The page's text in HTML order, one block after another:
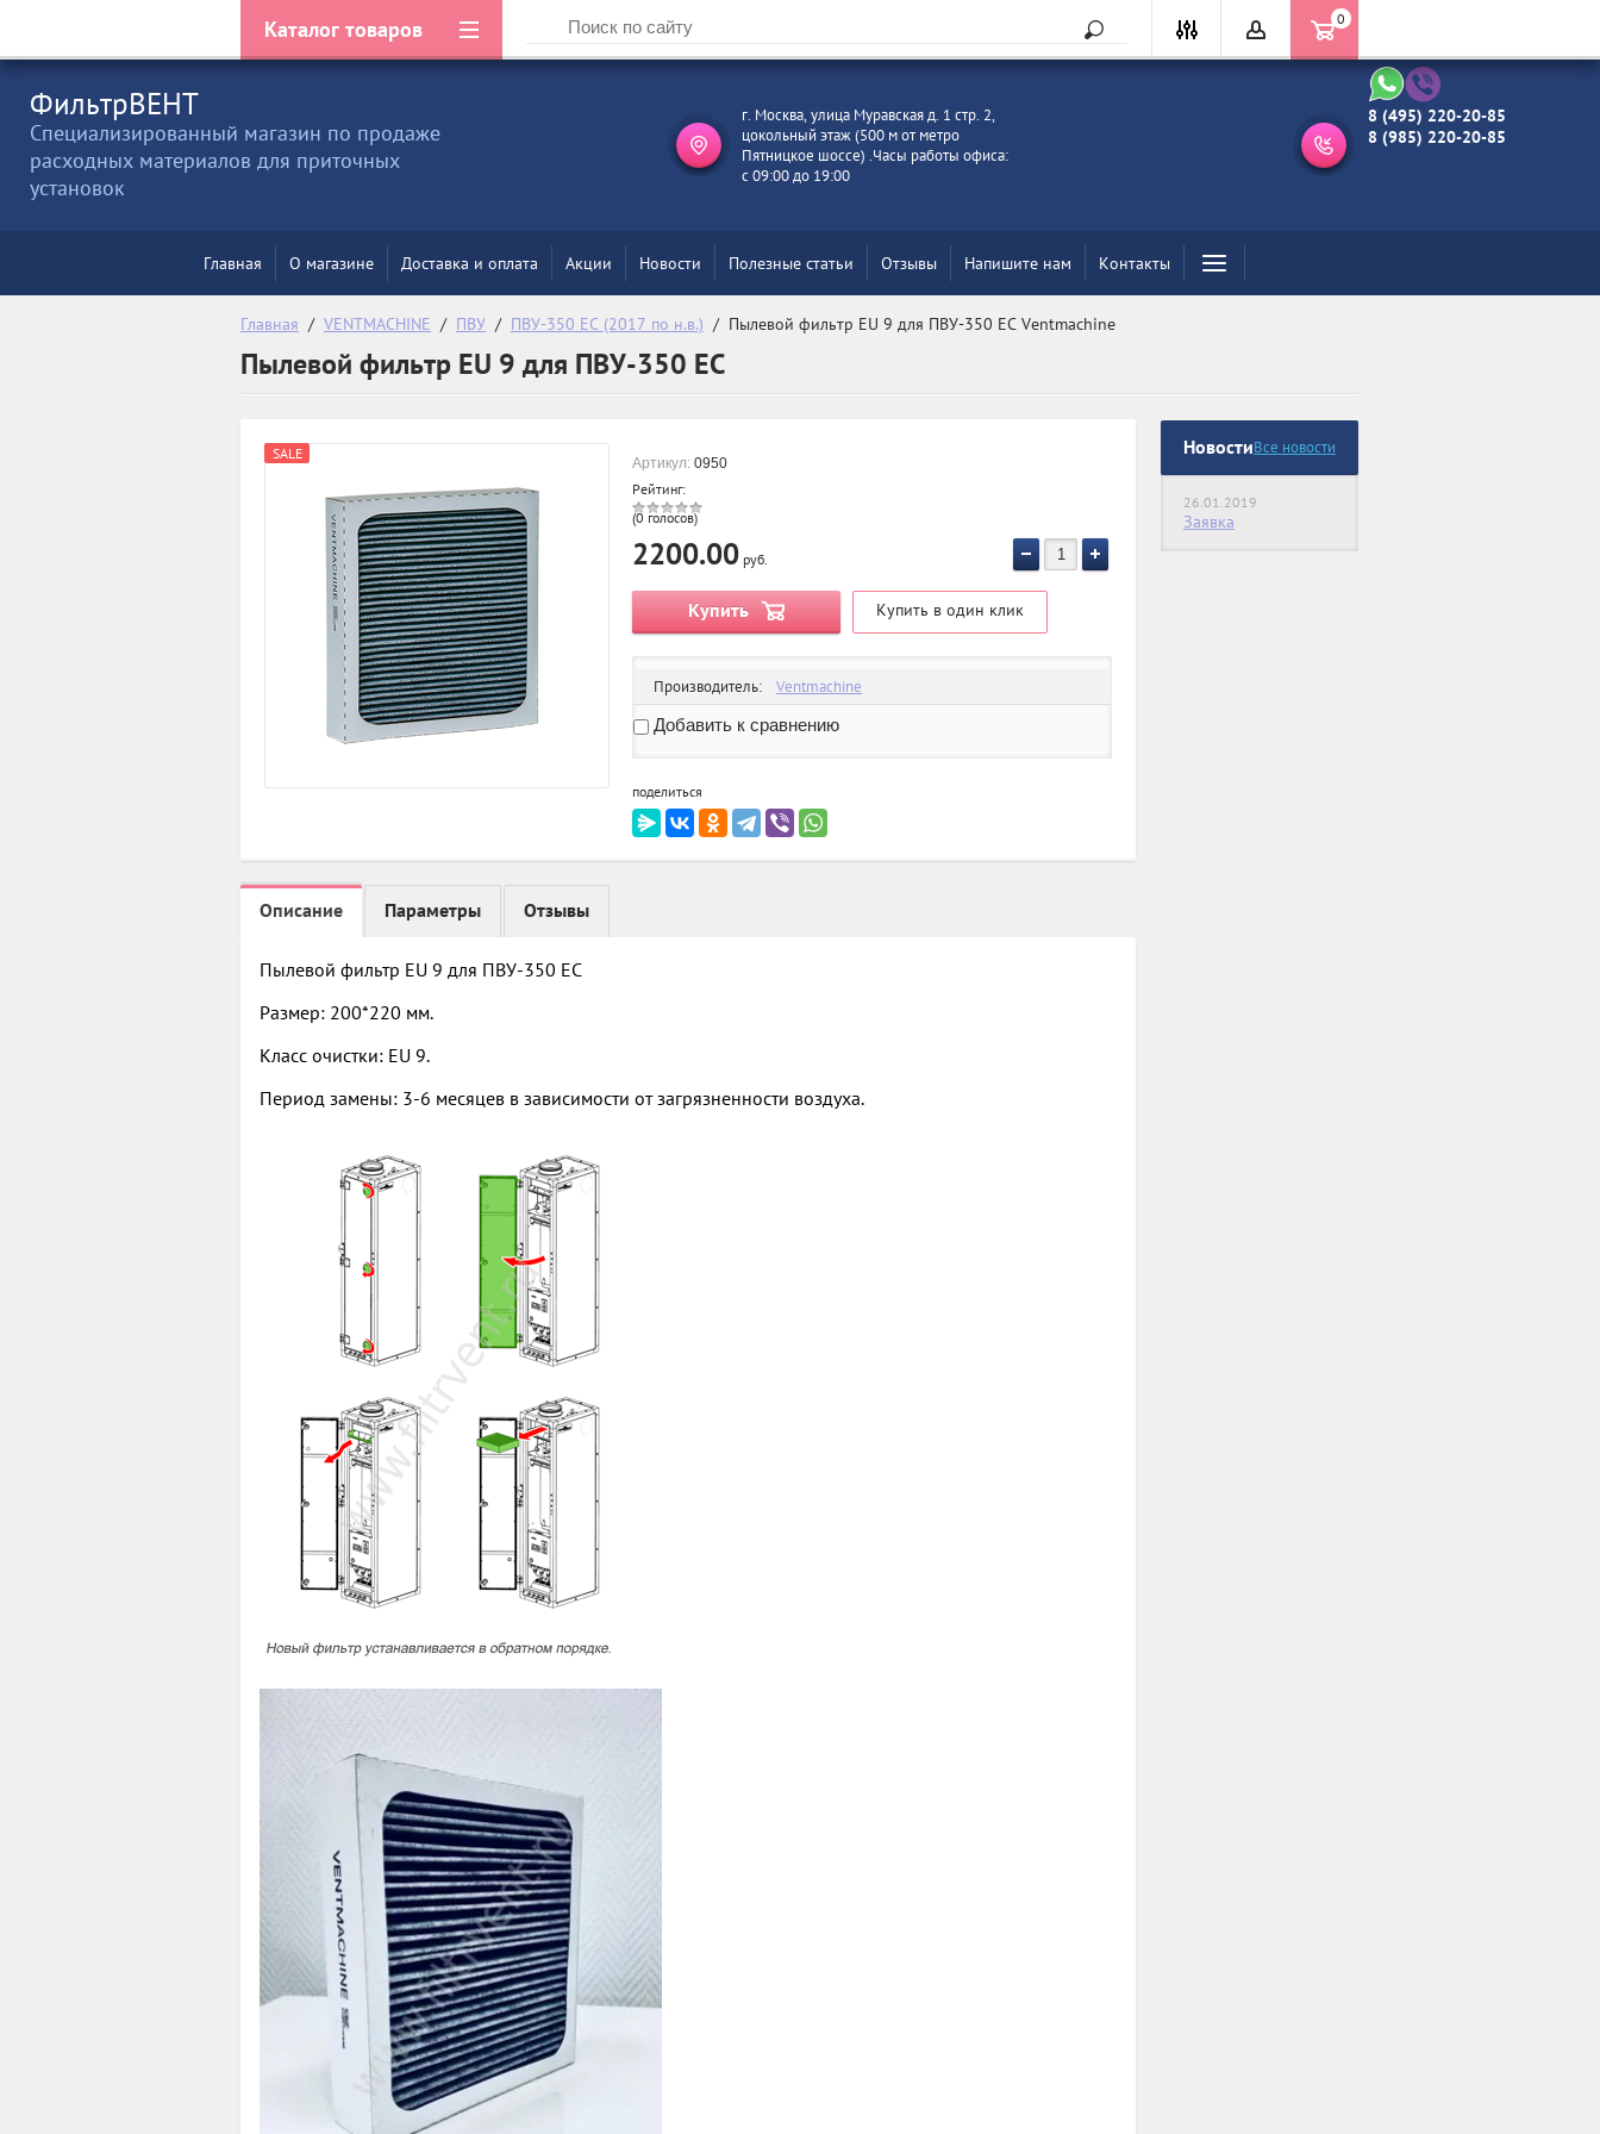
Каталог товаров 0
ФильтрВЕНТ
Специализированный магазин по продаже
расходных материалов для приточных
установок
г. Москва, улица Муравская д. 1 стр. 2,
цокольный этаж (500 м от метро
Пятницкое шоссе) .Часы работы офиса:
с 09:00 до 19:00
8 (495) 220-20-85
8 (985) 220-20-85
Главная О магазине Доставка и оплата Акции Новости Полезные статьи Отзывы Напишите нам Контакты
Главная
  /
VENTMACHINE
  /
ПВУ
  /
ПВУ-350 EC (2017 по н.в.)
  /  Пылевой фильтр EU 9 для ПВУ-350 ЕС Ventmachine
Пылевой фильтр EU 9 для ПВУ-350 ЕС
НовостиВсе новости
26.01.2019
Заявка
SALE
Артикул: 0950
Рейтинг:
(0 голосов)
2200.00 руб.
Купить Купить в один клик
Производитель:
Ventmachine
Добавить к сравнению
поделиться
Описание Параметры Отзывы
Пылевой фильтр EU 9 для ПВУ-350 ЕС
Размер: 200*220 мм.
Класс очистки: EU 9.
Период замены: 3-6 месяцев в зависимости от загрязненности воздуха.